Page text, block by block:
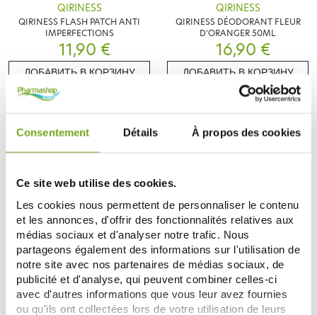
Consentement Détails À propos des cookies
Ce site web utilise des cookies.
Les cookies nous permettent de personnaliser le contenu
et les annonces, d'offrir des fonctionnalités relatives aux
médias sociaux et d'analyser notre trafic. Nous
partageons également des informations sur l'utilisation de
notre site avec nos partenaires de médias sociaux, de
publicité et d'analyse, qui peuvent combiner celles-ci
avec d'autres informations que vous leur avez fournies
ou qu'ils ont collectées lors de votre utilisation de leurs
QIRINESS
QIRINESS FLASH PATCH ANTI
IMPERFECTIONS
11,90 €
ДОБАВИТЬ В КОРЗИНУ
QIRINESS
QIRINESS DÉODORANT FLEUR
D'ORANGER 50ML
16,90 €
ДОБАВИТЬ В КОРЗИНУ
-15%
QIRINESS
QIRINESS ELIXIR ACTIVE ENERGIE
LIFT SERUM 30ML
63,90 €
54,31 €
-20%
QIRINESS
QIRINESS SAUNA VISAGE BAIN
DE VAPEUR
26,90 €
21,52 €